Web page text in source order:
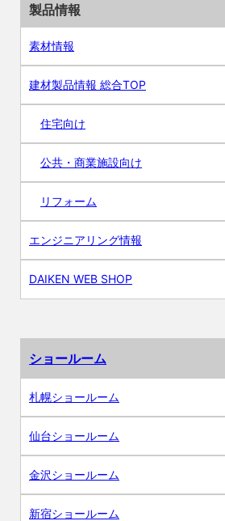
製品情報
素材情報
建材製品情報 総合TOP
住宅向け
公共・商業施設向け
リフォーム
エンジニアリング情報
DAIKEN WEB SHOP
ショールーム
札幌ショールーム
仙台ショールーム
金沢ショールーム
新宿ショールーム